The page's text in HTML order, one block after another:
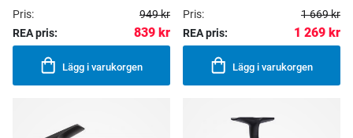
Pris:
949 kr
REA pris:
839 kr
Lägg i varukorgen
Pris:
1 669 kr
REA pris:
1 269 kr
Lägg i varukorgen